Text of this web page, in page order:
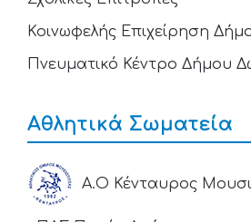
Κοινωφελής Επιχείρηση
Πνευματικό Κέντρο Δήμου
Αθλητικά Σωματεία
Α.Ο Κένταυρος